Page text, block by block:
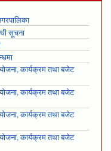
सूचना
कार्यक्रम तथा बजेट
कार्यक्रम तथा बजेट
कार्यक्रम तथा बजेट
कार्यक्रम तथा बजेट